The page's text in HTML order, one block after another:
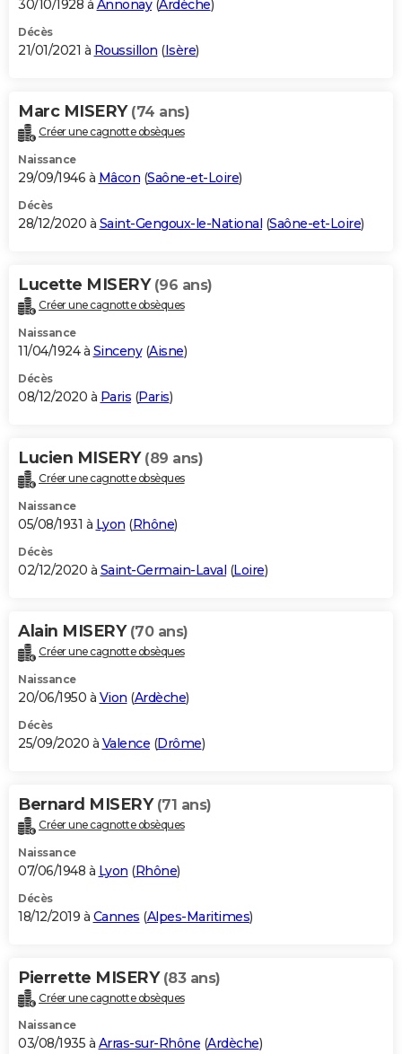
30/10/1928 à Annonay(Ardèche)
Décès
21/01/2021 à Roussillon (Isère)
Marc MISERY (74 ans)
Créer une cagnotte obsèques
Naissance
29/09/1946 à Mâcon (Saône-et-Loire)
Décès
28/12/2020 à Saint-Gengoux-le-National (Saône-et-Loire)
Lucette MISERY (96 ans)
Créer une cagnotte obsèques
Naissance
11/04/1924 à Sinceny(Aisne)
Décès
08/12/2020 à Paris (Paris)
Lucien MISERY (89 ans)
Créer une cagnotte obsèques
Naissance
05/08/1931 à Lyon (Rhône)
Décès
02/12/2020 à Saint-Germain-Laval (Loire)
Alain MISERY (70 ans)
Créer une cagnotte obsèques
Naissance
20/06/1950 à Vion (Ardèche)
Décès
25/09/2020 à Valence (Drôme)
Bernard MISERY (71 ans)
Créer une cagnotte obsèques
Naissance
07/06/1948 à Lyon (Rhône)
Décès
18/12/2019 à Cannes (Alpes-Maritimes)
Pierrette MISERY (83 ans)
Créer une cagnotte obsèques
Naissance
03/08/1935 à Arras-sur-Rhône (Ardèche)